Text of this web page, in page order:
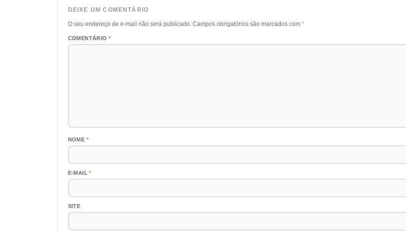
DEIXE UM COMENTÁRIO
O seu endereço de e-mail não será publicado. Campos obrigatórios são marcados com *
COMENTÁRIO *
NOME *
E-MAIL*
SITE